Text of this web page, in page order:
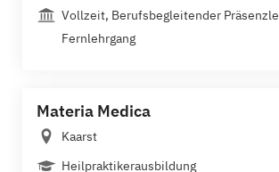
Vollzeit, Berufsbegleitender
Fernlehrgang
Materia Medica
Kaarst
Heilpraktikerausbildung